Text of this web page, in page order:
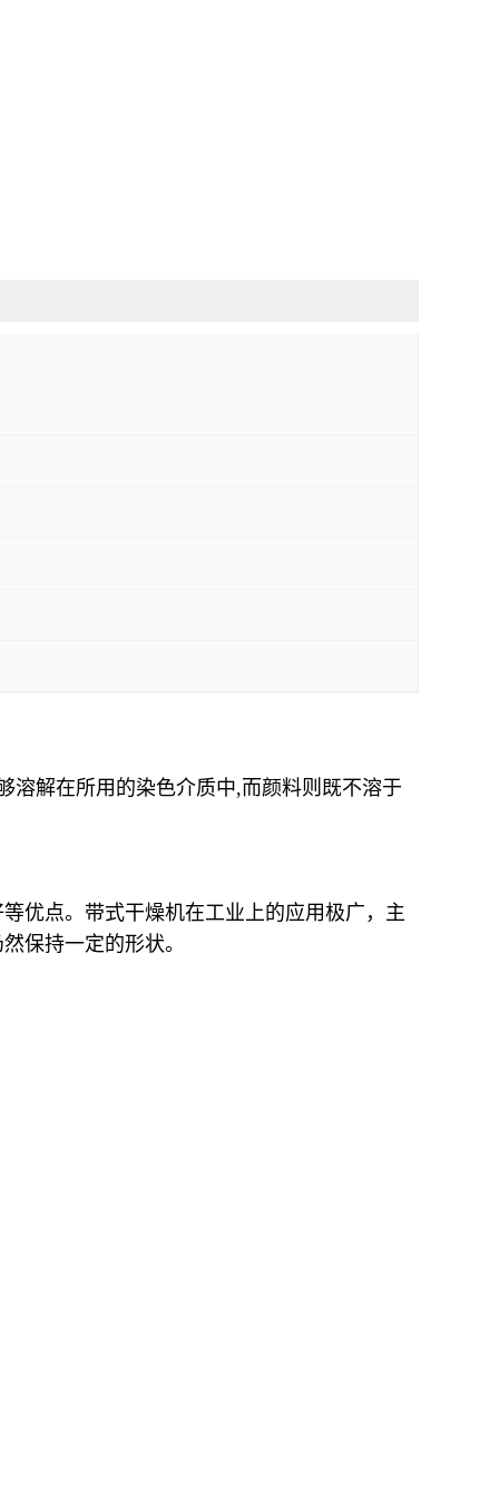
溶解在所用的染色介质中,而颜料则既不溶于
优点。带式干燥机在工业上的应用极广，主
保持一定的形状。